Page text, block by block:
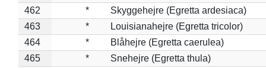
462
*
Skyggehejre (Egretta ardesiaca)
463
*
Louisianahejre (Egretta tricolor)
464
*
Blåhejre (Egretta caerulea)
465
*
Snehejre (Egretta thula)